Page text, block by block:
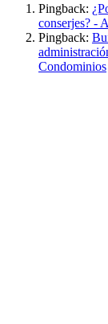
Pingback:
conserjes? -
Pingback:
Condominios